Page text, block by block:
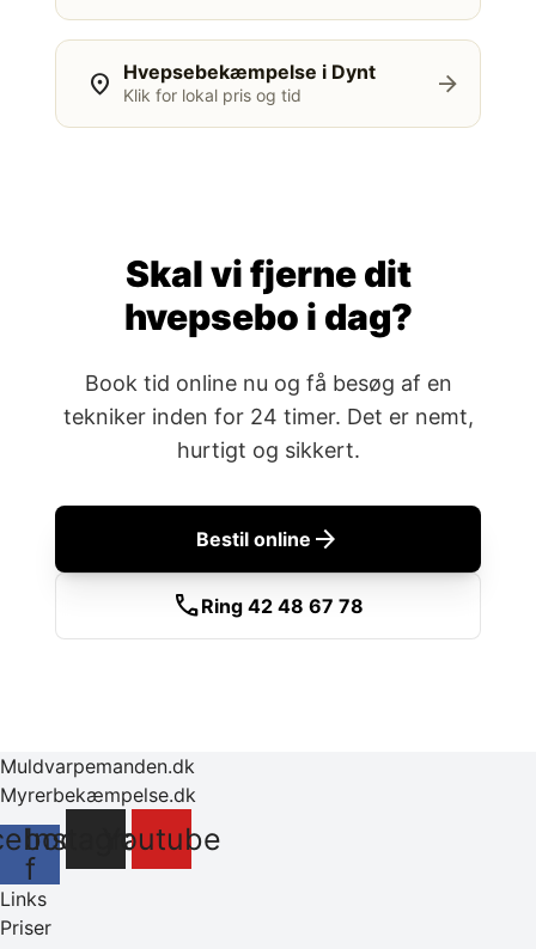
location_on Hvepsebekæmpelse i Dynt
Klik for lokal pris og tid arrow_forward
Skal vi fjerne dit
hvepsebo i dag?
Book tid online nu og få besøg af en
tekniker inden for 24 timer. Det er nemt,
hurtigt og sikkert.
Bestil online arrow_forward
callRing 42 48 67 78
Muldvarpemanden.dk
Myrerbekæmpelse.dk
f
InstagramYoutube
Links
Priser